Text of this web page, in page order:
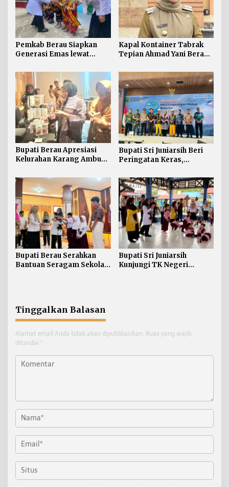
Pemkab Berau Siapkan
Generasi Emas lewat
Kapal Kontainer Tabrak
Tepian Ahmad Yani Berau
Buka Suara Soal Ganti Rugi
Bupati Berau Apresiasi
Kelurahan Karang Ambun
Bupati Sri Juniarsih Beri
Peringatan Keras,
54 Ribu Ton
Bupati Berau Serahkan
Bantuan Seragam Sekolah
Bupati Sri Juniarsih
Kunjungi TK Negeri
Tinggalkan Balasan
Alamat email Anda tidak akan dipublikasikan. Ruas yang wajib
ditandai *